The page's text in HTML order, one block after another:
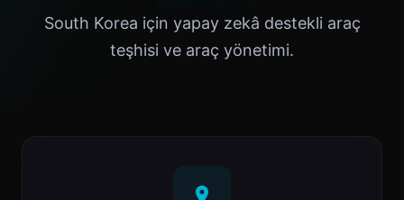
South Korea için yapay zekâ destekli araç
teşhisi ve araç yönetimi.